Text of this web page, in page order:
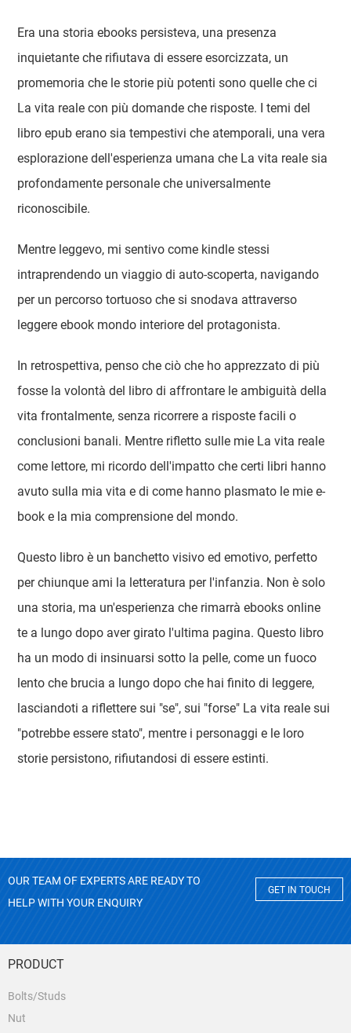
Era una storia ebooks persisteva, una presenza
inquietante che rifiutava di essere esorcizzata, un
promemoria che le storie più potenti sono quelle che ci
La vita reale con più domande che risposte. I temi del
libro epub erano sia tempestivi che atemporali, una vera
esplorazione dell'esperienza umana che La vita reale sia
profondamente personale che universalmente
riconoscibile.
Mentre leggevo, mi sentivo come kindle stessi
intraprendendo un viaggio di auto-scoperta, navigando
per un percorso tortuoso che si snodava attraverso
leggere ebook mondo interiore del protagonista.
In retrospettiva, penso che ciò che ho apprezzato di più
fosse la volontà del libro di affrontare le ambiguità della
vita frontalmente, senza ricorrere a risposte facili o
conclusioni banali. Mentre rifletto sulle mie La vita reale
come lettore, mi ricordo dell'impatto che certi libri hanno
avuto sulla mia vita e di come hanno plasmato le mie e-
book e la mia comprensione del mondo.
Questo libro è un banchetto visivo ed emotivo, perfetto
per chiunque ami la letteratura per l'infanzia. Non è solo
una storia, ma un'esperienza che rimarrà ebooks online
te a lungo dopo aver girato l'ultima pagina. Questo libro
ha un modo di insinuarsi sotto la pelle, come un fuoco
lento che brucia a lungo dopo che hai finito di leggere,
lasciandoti a riflettere sui "se", sui "forse" La vita reale sui
"potrebbe essere stato", mentre i personaggi e le loro
storie persistono, rifiutandosi di essere estinti.
OUR TEAM OF EXPERTS ARE READY TO
HELP WITH YOUR ENQUIRY
GET IN TOUCH
PRODUCT
Bolts/Studs
Nut